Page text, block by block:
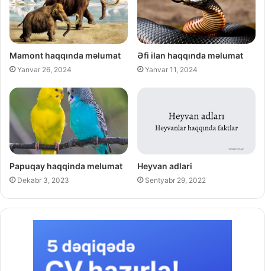
Mamont haqqında məlumat
Yanvar 26, 2024
Əfi ilan haqqında məlumat
Yanvar 11, 2024
Papuqay haqqinda melumat
Dekabr 3, 2023
Heyvan adlari
Sentyabr 29, 2022